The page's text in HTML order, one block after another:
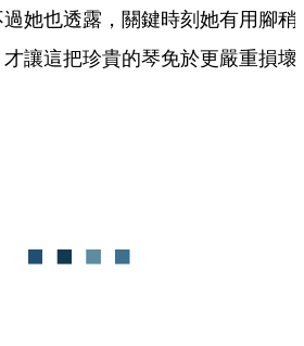
她也透露，關鍵時刻她有用腳稍
讓這把珍貴的琴免於更嚴重損壞